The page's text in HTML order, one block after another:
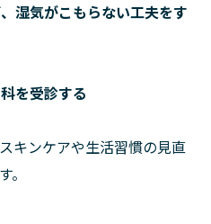
湿気がこもらない工夫をす
を受診する
キンケアや生活習慣の見直